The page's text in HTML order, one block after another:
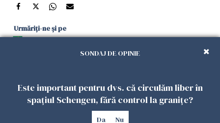
Urmăriți-ne și pe
și în aplicațiile mobile
Politica de
confidențialitate
Politica
Cookies
Gestionați
Contact
Declarație de
accesibilitate
SONDAJ DE OPINIE
Este important pentru dvs. că circulăm liber în
spațiul Schengen, fără control la granițe?
Da Nu